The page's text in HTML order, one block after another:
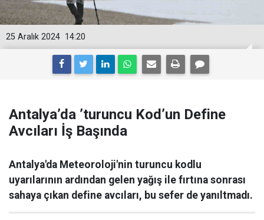
14:20
25 Aralık 2024
Antalya’da ’turuncu Kod’un Define
Avcıları İş Başında
Antalya'da Meteoroloji'nin turuncu kodlu
uyarılarının ardından gelen yağış ile fırtına sonrası
sahaya çıkan define avcıları, bu sefer de yanıltmadı.